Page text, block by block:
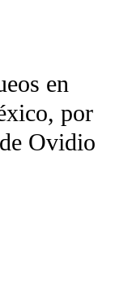
TO RECEIVE
en
por
Ovidio